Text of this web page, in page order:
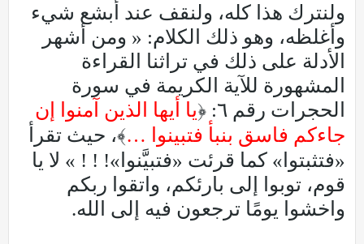
ولنترك هذا كله، ولنقف عند أبشع شيء
وأغلظه، وهو ذلك الكلام: « ومن أشهر
الأدلة على ذلك في تراثنا القراءة
المشهورة للآية الكريمة في سورة
الحجرات رقم ٦: ﴿
يا أيها الذين آمنوا إن
جاءكم فاسق بنبأ فتبينوا …﴾، حيث تقرأ
«فتثبتوا» كما قرئت «فتبيَّنوا»! ! ! » لا يا
قوم، توبوا إلى بارئكم، واتقوا ربكم
واخشوا يومًا ترجعون فيه إلى الله.